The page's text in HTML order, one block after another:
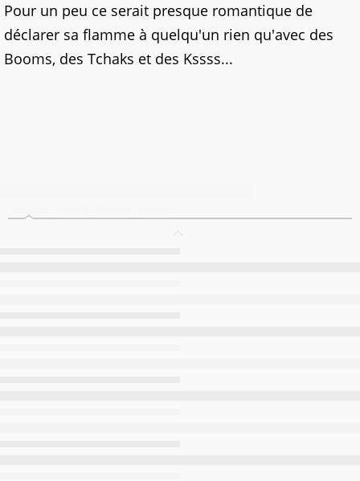
Pour un peu ce serait presque romantique de
déclarer sa flamme à quelqu'un rien qu'avec des
Booms, des Tchaks et des Kssss...